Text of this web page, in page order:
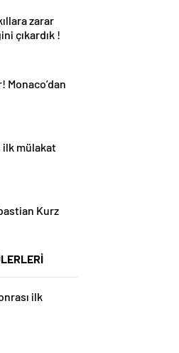
zarar
çıkardık !
Monaco’dan
ilk mülakat
Kurz
ilk